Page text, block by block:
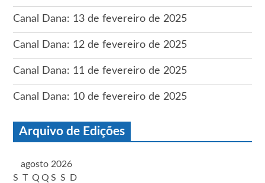
Canal Dana: 13 de fevereiro de 2025
Canal Dana: 12 de fevereiro de 2025
Canal Dana: 11 de fevereiro de 2025
Canal Dana: 10 de fevereiro de 2025
Arquivo de Edições
agosto 2026
S T Q Q S S D